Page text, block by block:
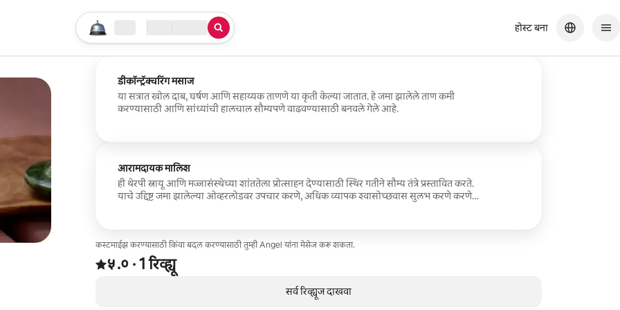
तुमचा सर्च सुरू करा
लोकेशन चेक इन / चेक आऊट
सेवेचा प्रकार
होस्ट बना
डीकॉन्ट्रॅक्चरिंग मसाज
या सत्रात खोल दाब, घर्षण आणि सहाय्यक ताणणे या कृती केल्या जातात. हे जमा झालेले ताण कमी
करण्यासाठी आणि सांध्यांची हालचाल सौम्यपणे वाढवण्यासाठी बनवले गेले आहे.
आरामदायक मालिश
ही थेरपी स्नायू आणि मज्जासंस्थेच्या शांततेला प्रोत्साहन देण्यासाठी स्थिर गतीने सौम्य तंत्रे प्रस्तावित करते.
याचे उद्दिष्ट जमा झालेल्या ओव्हरलोडवर उपचार करणे, अधिक व्यापक श्वासोच्छवास सुलभ करणे करणे
कस्टमाईझ करण्यासाठी किंवा बदल करण्यासाठी तुम्ही Angel यांना मेसेज करू शकता.
1 रिव्ह्यूमधून 5 पैकी ५.० स्टार रेटिंग आहे
५.०
,
·1 रिव्ह्यू
सर्व रिव्ह्यूज दाखवा